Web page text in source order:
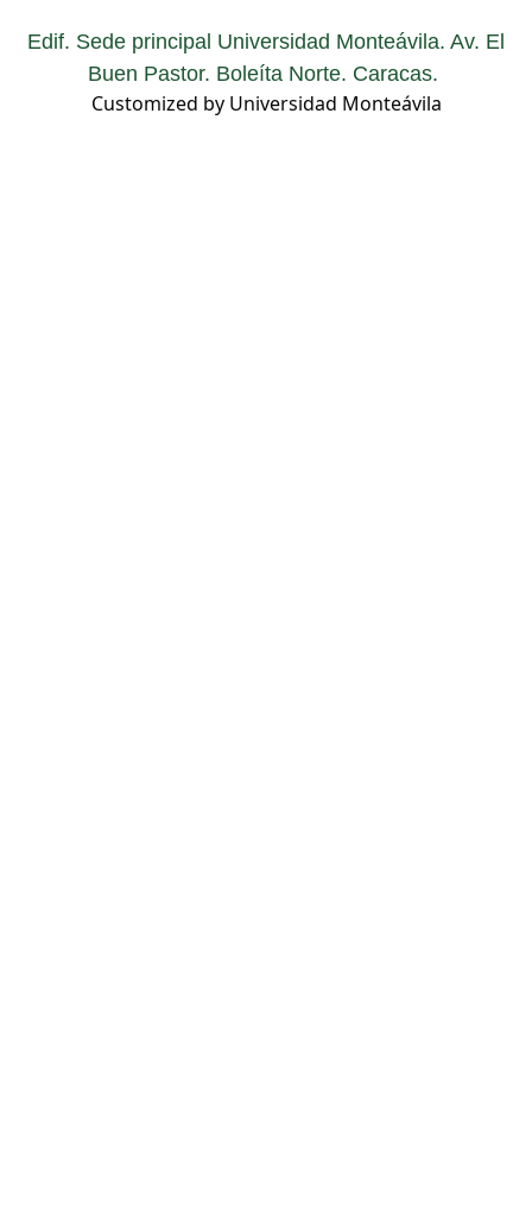
Edif. Sede principal Universidad Monteávila. Av. El
Buen Pastor. Boleíta Norte. Caracas.
Customized by Universidad Monteávila